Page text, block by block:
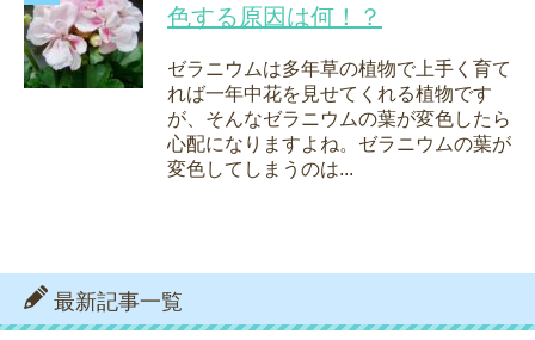
色する原因は何！？
ゼラニウムは多年草の植物で上手く育て
れば一年中花を見せてくれる植物です
が、そんなゼラニウムの葉が変色したら
心配になりますよね。ゼラニウムの葉が
変色してしまうのは...
最新記事一覧